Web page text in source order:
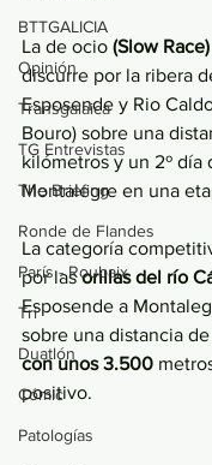
BTTGALICIA
Opinión
Transgalaica
TG Entrevistas
The Briefing
Ronde de Flandes
París - Roubaix
Tri
Duatlón
Cómic
Patologías
La de ocio (Slow Race)
discurre por la ribera
Esposende y Rio
Bouro) sobre una
kilómetros y un 2º día
Montalegre en una
La categoría
por las orillas del río
Esposende a
sobre una distancia de
con unos 3.500
positivo.